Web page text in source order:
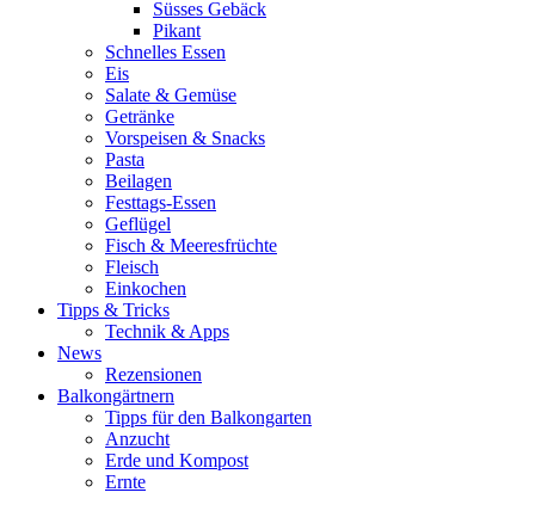
Süsses Gebäck
Pikant
Schnelles Essen
Eis
Salate & Gemüse
Getränke
Vorspeisen & Snacks
Pasta
Beilagen
Festtags-Essen
Geflügel
Fisch & Meeresfrüchte
Fleisch
Einkochen
Tipps & Tricks
Technik & Apps
News
Rezensionen
Balkongärtnern
Tipps für den Balkongarten
Anzucht
Erde und Kompost
Ernte